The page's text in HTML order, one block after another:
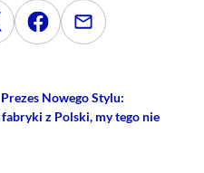
na LinkedInna Twitterze
Udostępnij na
Udostępnij
Prezes Nowego Stylu:
z Polski, my tego nie